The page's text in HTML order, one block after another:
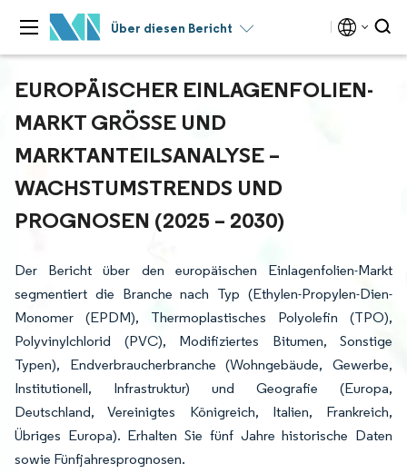
Über diesen Bericht
EUROPÄISCHER EINLAGENFOLIEN-
MARKT GRÖSSE UND M
ARKTANTEILSANALYSE – W
ACHSTUMSTRENDS UND P
ROGNOSEN (2025 – 2030)
Der Bericht über den europäischen Einlagenfolien-Markt
segmentiert die Branche nach Typ (Ethylen-Propylen-Dien-
Monomer (EPDM), Thermoplastisches Polyolefin (TPO),
Polyvinylchlorid (PVC), Modifiziertes Bitumen, Sonstige
Typen), Endverbraucherbranche (Wohngebäude, Gewerbe,
Institutionell, Infrastruktur) und Geografie (Europa,
Deutschland, Vereinigtes Königreich, Italien, Frankreich,
Übriges Europa). Erhalten Sie fünf Jahre historische Daten
sowie Fünfjahresprognosen.